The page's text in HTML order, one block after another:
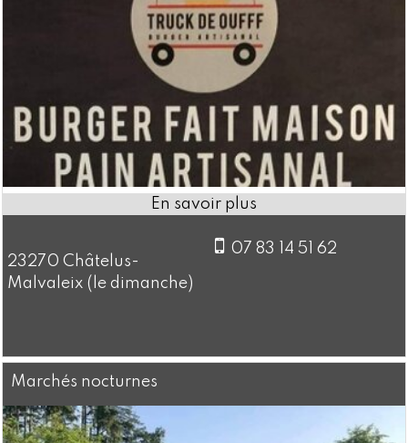
23270 Châtelus-
Malvaleix (le dimanche)
07 83 14 51 62
Marchés nocturnes